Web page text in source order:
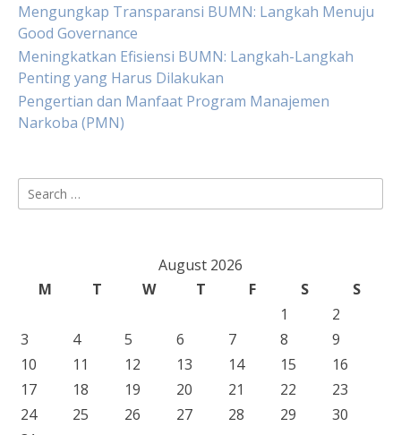
Mengungkap Transparansi BUMN: Langkah Menuju
Good Governance
Meningkatkan Efisiensi BUMN: Langkah-Langkah
Penting yang Harus Dilakukan
Pengertian dan Manfaat Program Manajemen
Narkoba (PMN)
Search
for:
August 2026
M
T W T F S
S
1
2
3
4 5 6 7 8
9
10
11 12 13 14 15
16
17
18 19 20 21 22
23
24
25 26 27 28 29
30